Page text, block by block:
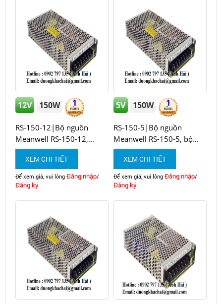
12V 150W 1
RS-150-12|Bộ nguồn
Meanwell RS-150-12,...
XEM CHI TIẾT
Để xem giá, vui lòng Đăng nhập/
Đăng ký
5V 150W 1
RS-150-5|Bộ nguồn
Meanwell RS-150-5, bộ...
XEM CHI TIẾT
Để xem giá, vui lòng Đăng nhập/
Đăng ký